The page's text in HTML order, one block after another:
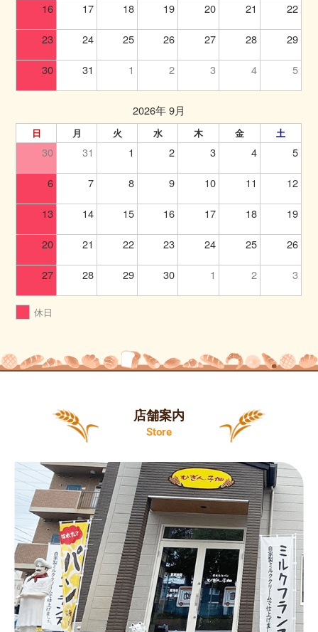
16 17 18 19 20 21 22
23 24 25 26 27 28 29
30 31 1 2 3 4 5
2026年 9月
日 月 火 水 木 金 土
30 31 1 2 3 4 5
6 7 8 9 10 11 12
13 14 15 16 17 18 19
20 21 22 23 24 25 26
27 28 29 30 1 2 3
休日
店舗案内
Store